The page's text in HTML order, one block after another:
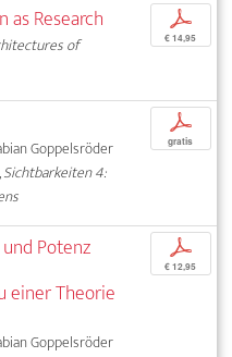
Research
of
p
€ 14,95
Goppelsröder
Sichtbarkeiten 4:
p
gratis
Potenz
einer Theorie
Goppelsröder
p
€ 12,95